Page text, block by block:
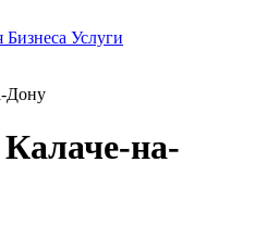
Бизнеса Услуги
Дону
на-